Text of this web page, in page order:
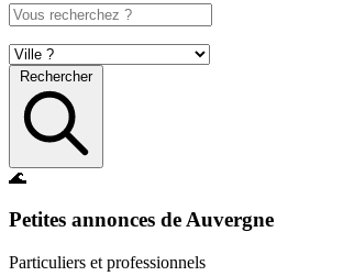
Rechercher
🌊
Petites annonces de Auvergne
Particuliers et professionnels